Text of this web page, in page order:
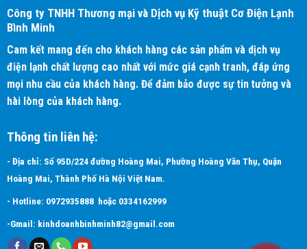
+ Được trang bị lưới bảo vệ dạng khí động học (Áp dụng với model
Để ngăn chặn dòng xoáy và giúp máy hoạt động êm ái, các đường
ra.
Công ty TNHH Thương mại và Dịch vụ Kỹ thuật Cơ Điện Lạnh
Bình Minh
Cam kết mang đến cho khách hàng các sản phẩm và dịch vụ
điện lạnh chất lượng cao nhất với mức giá cạnh tranh, đáp ứng
mọi nhu cầu của khách hàng. Để đảm bảo được sự tin tưởng và
hài lòng của khách hàng.
Thông tin liên hệ:
- Địa chỉ: Số 95D/224 đường Hoàng Mai, Phường Hoàng Văn Thụ, Quận
Hoàng Mai, Thành Phố Hà Nội Việt Nam.
- Hotline: 0972935888hoặc 0334162999
-Gmail: kinhdoanhbinhminh82@gmail.com